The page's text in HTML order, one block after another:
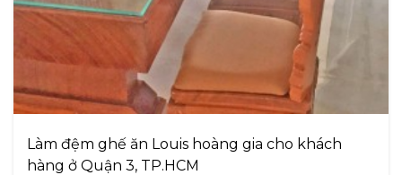
Làm đệm ghế ăn Louis hoàng gia cho khách
hàng ở Quận 3, TP.HCM